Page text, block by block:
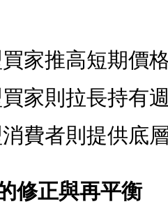
家推高短期價
家則拉長持有
費者則提供底
修正與再平衡